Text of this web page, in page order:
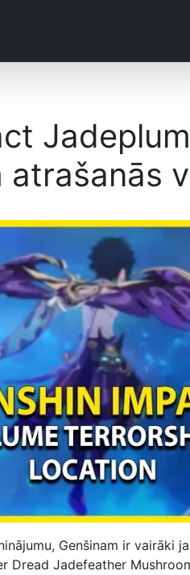
atrašanās
Genšinam ir vairāki
Dread Jadefeather